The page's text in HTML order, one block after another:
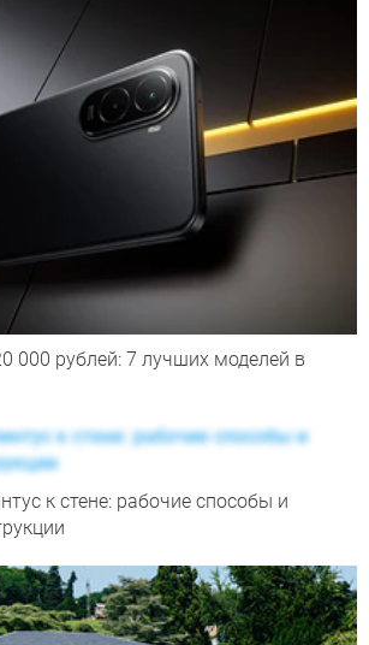
000 рублей: 7 лучших моделей в
к стене: рабочие способы и